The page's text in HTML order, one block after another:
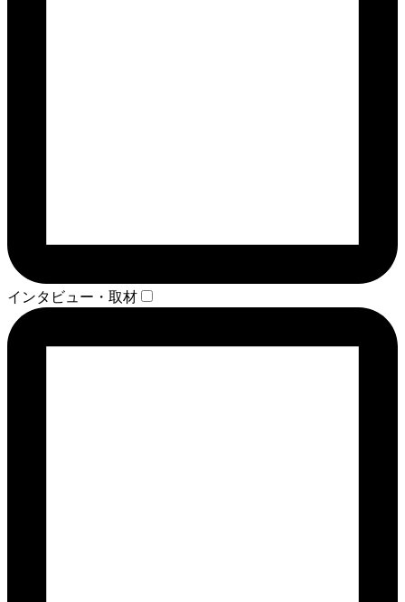
インタビュー・取材